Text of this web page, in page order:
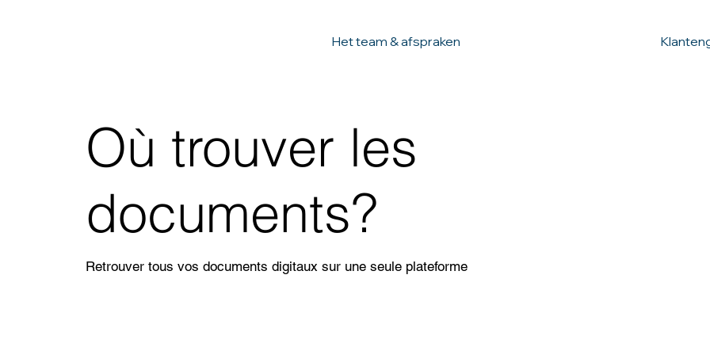
Het team & afspraken
Où trouver les
documents?
Retrouver tous vos documents digitaux sur une seule plateforme